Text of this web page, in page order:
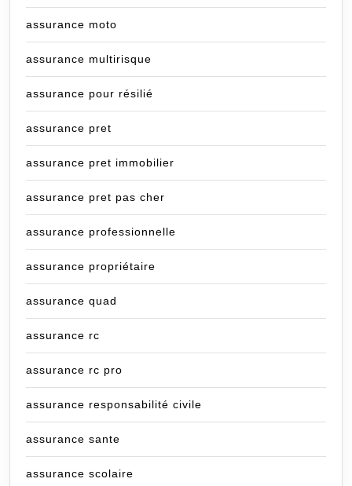
assurance moto
assurance multirisque
assurance pour résilié
assurance pret
assurance pret immobilier
assurance pret pas cher
assurance professionnelle
assurance propriétaire
assurance quad
assurance rc
assurance rc pro
assurance responsabilité civile
assurance sante
assurance scolaire